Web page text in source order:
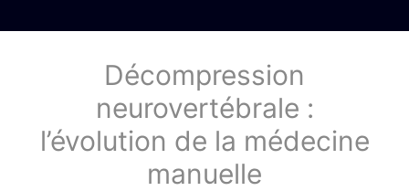
Décompression
neurovertébrale :
l’évolution de la médecine
manuelle